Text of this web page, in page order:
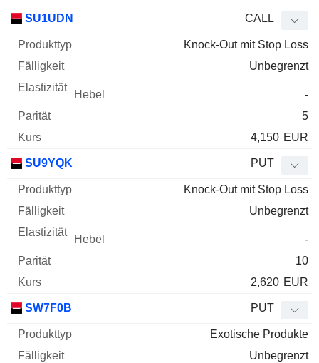
SU1UDN CALL
Knock-Out mit Stop Loss
Unbegrenzt
-
5
4,150 EUR
SU9YQK PUT
Knock-Out mit Stop Loss
Unbegrenzt
-
10
2,620 EUR
SW7F0B PUT
Exotische Produkte
Unbegrenzt